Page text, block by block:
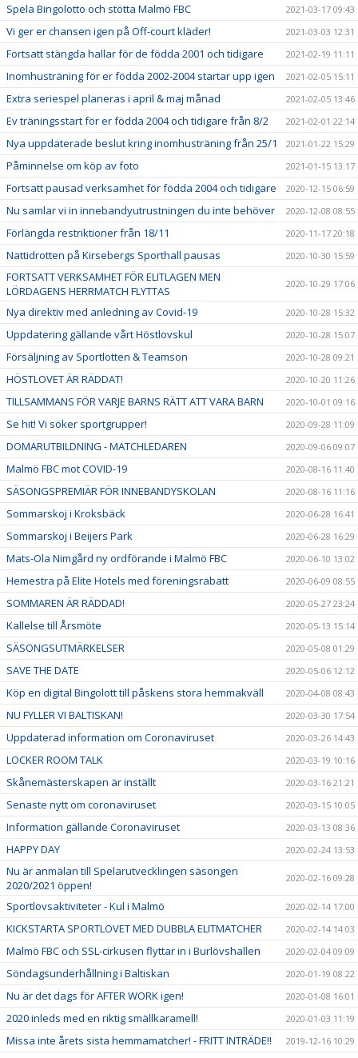
Spela Bingolotto och stötta Malmö FBC 2021-03-17 09:43
Vi ger er chansen igen på Off-court kläder! 2021-03-03 12:31
Fortsatt stängda hallar för de födda 2001 och tidigare 2021-02-19 11:11
Inomhusträning för er födda 2002-2004 startar upp igen 2021-02-05 15:11
Extra seriespel planeras i april & maj månad 2021-02-05 13:46
Ev träningsstart för er födda 2004 och tidigare från 8/2 2021-02-01 22:14
Nya uppdaterade beslut kring inomhusträning från 25/1 2021-01-22 15:29
Påminnelse om köp av foto 2021-01-15 13:17
Fortsatt pausad verksamhet för födda 2004 och tidigare 2020-12-15 06:59
Nu samlar vi in innebandyutrustningen du inte behöver 2020-12-08 08:55
Förlängda restriktioner från 18/11 2020-11-17 20:18
Nattidrotten på Kirsebergs Sporthall pausas 2020-10-30 15:59
FORTSATT VERKSAMHET FÖR ELITLAGEN MEN
LÖRDAGENS HERRMATCH FLYTTAS
2020-10-29 17:06
Nya direktiv med anledning av Covid-19 2020-10-28 15:32
Uppdatering gällande vårt Höstlovskul 2020-10-28 15:07
Försäljning av Sportlotten & Teamson 2020-10-28 09:21
HÖSTLOVET ÄR RÄDDAT! 2020-10-20 11:26
TILLSAMMANS FÖR VARJE BARNS RÄTT ATT VARA BARN 2020-10-01 09:16
Se hit! Vi söker sportgrupper! 2020-09-28 11:09
DOMARUTBILDNING - MATCHLEDAREN 2020-09-06 09:07
Malmö FBC mot COVID-19 2020-08-16 11:40
SÄSONGSPREMIÄR FÖR INNEBANDYSKOLAN 2020-08-16 11:16
Sommarskoj i Kroksbäck 2020-06-28 16:41
Sommarskoj i Beijers Park 2020-06-28 16:29
Mats-Ola Nimgård ny ordförande i Malmö FBC 2020-06-10 13:02
Hemestra på Elite Hotels med föreningsrabatt 2020-06-09 08:55
SOMMAREN ÄR RÄDDAD! 2020-05-27 23:24
Kallelse till Årsmöte 2020-05-13 15:14
SÄSONGSUTMÄRKELSER 2020-05-08 01:29
SAVE THE DATE 2020-05-06 12:12
Köp en digital Bingolott till påskens stora hemmakväll 2020-04-08 08:43
NU FYLLER VI BALTISKAN! 2020-03-30 17:54
Uppdaterad information om Coronaviruset 2020-03-26 14:43
LOCKER ROOM TALK 2020-03-19 10:16
Skånemästerskapen är inställt 2020-03-16 21:21
Senaste nytt om coronaviruset 2020-03-15 10:05
Information gällande Coronaviruset 2020-03-13 08:36
HAPPY DAY 2020-02-24 13:53
Nu är anmälan till Spelarutvecklingen säsongen
2020/2021 öppen!
2020-02-16 09:28
Sportlovsaktiviteter - Kul i Malmö 2020-02-14 17:00
KICKSTARTA SPORTLOVET MED DUBBLA ELITMATCHER 2020-02-14 14:03
Malmö FBC och SSL-cirkusen flyttar in i Burlövshallen 2020-02-04 09:09
Söndagsunderhållning i Baltiskan 2020-01-19 08:22
Nu är det dags för AFTER WORK igen! 2020-01-08 16:01
2020 inleds med en riktig smällkaramell! 2020-01-03 11:19
Missa inte årets sista hemmamatcher! - FRITT INTRÄDE!! 2019-12-16 10:29